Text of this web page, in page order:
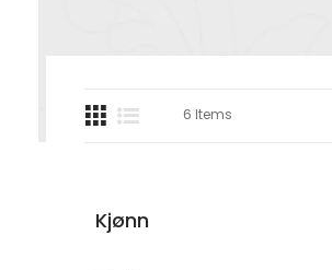
Kjønn
6 Items